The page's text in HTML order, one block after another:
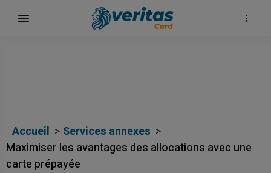
Accueil
Services annexes
Maximiser les avantages des allocations avec une
carte prépayée